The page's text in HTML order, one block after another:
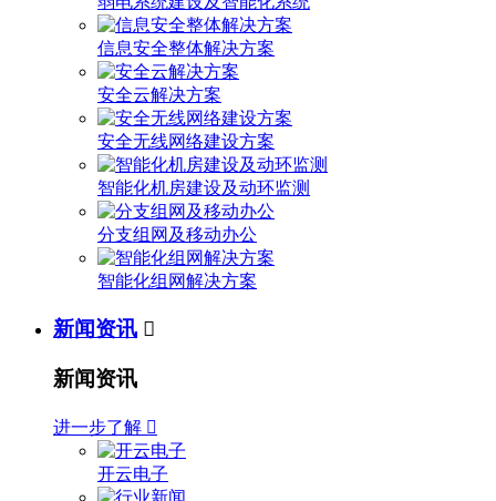
信息安全整体解决方案
安全云解决方案
安全无线网络建设方案
智能化机房建设及动环监测
分支组网及移动办公
智能化组网解决方案
新闻资讯 
新闻资讯
进一步了解 
开云电子